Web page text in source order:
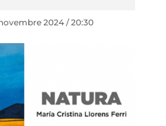
2024 / 20:30